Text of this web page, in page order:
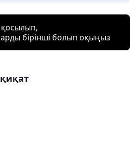
қосылып,
бірінші болып оқыңыз